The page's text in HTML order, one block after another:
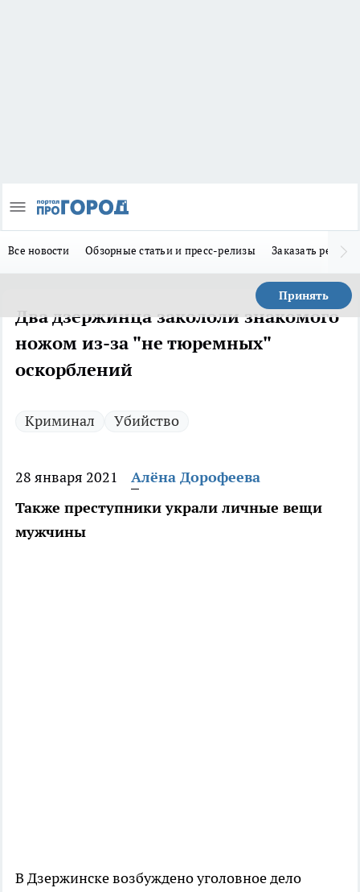
Все новости Обзорные статьи и пресс-релизы Заказать
Принять
Два дзержинца закололи знакомого
ножом из-за "не тюремных"
оскорблений
Криминал Убийство
28 января 2021
Алёна Дорофеева
Также преступники украли личные вещи
мужчины
В Дзержинске возбуждено уголовное дело